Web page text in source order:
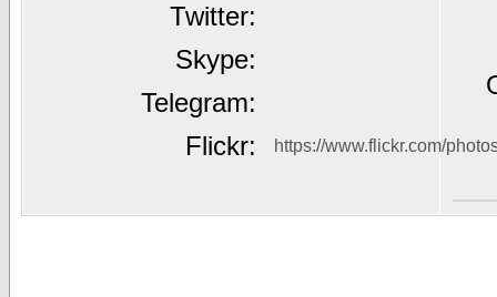
Twitter:
Skype:
Telegram:
Flickr:
https://www.flickr.com/